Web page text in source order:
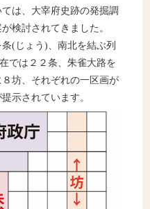
は、大宰府史跡の発掘調
検討されてきました。
条( じょう)、南北を結ぶ列
では２２条、朱雀大路を
坊、それぞれの一区画が
示されています。